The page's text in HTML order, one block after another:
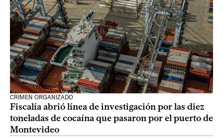
CRIMEN ORGANIZADO
Fiscalía abrió línea de investigación por las diez
toneladas de cocaína que pasaron por el puerto de
Montevideo